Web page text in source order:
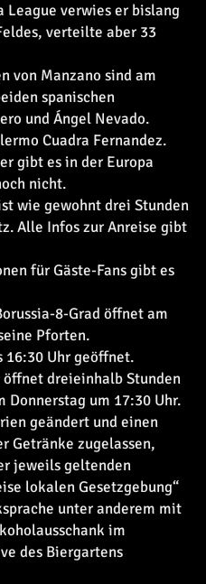
League verwies er bislang
verteilte aber 33
von Manzano sind am
spanischen
und Ángel Nevado.
Cuadra Fernandez.
gibt es in der Europa
nicht.
wie gewohnt drei Stunden
Alle Infos zur Anreise gibt
für Gäste-Fans gibt es
8-Grad öffnet am
Pforten.
16:30 Uhr geöffnet.
dreieinhalb Stunden
um 17:30 Uhr.
geändert und einen
Getränke zugelassen,
jeweils geltenden
lokalen Gesetzgebung“
unter anderem mit
im
des Biergartens